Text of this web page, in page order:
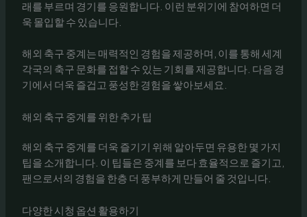
래를 부르며 경기를 응원합니다. 이런 분위기에 참여하면 더
욱 몰입할 수 있습니다.
해외 축구 중계는 매력적인 경험을 제공하며, 이를 통해 세계
각국의 축구 문화를 접할 수 있는 기회를 제공합니다. 다음 경
기에서 더욱 즐겁고 풍성한 경험을 쌓아보세요.
해외 축구 중계를 위한 추가 팁
해외 축구 중계를 더욱 즐기기 위해 알아두면 유용한 몇 가지
팁을 소개합니다. 이 팁들은 중계를 보다 효율적으로 즐기고,
팬으로서의 경험을 한층 더 풍부하게 만들어 줄 것입니다.
다양한 시청 옵션 활용하기